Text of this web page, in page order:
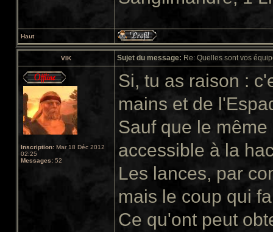
Haut
VIK Sujet du message: Re: Quelles sont vos
Inscription: Mar 18 Déc 2012
02:25
Messages: 52
Si, tu as raison :
mains et de
Sauf que le
accessible à la
Les lances, par
mais le coup qui
Ce qu'ont peut